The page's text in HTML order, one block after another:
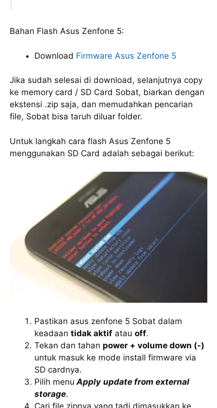
Bahan Flash Asus Zenfone 5:
Download Firmware Asus Zenfone 5
Jika sudah selesai di download, selanjutnya copy
ke memory card / SD Card Sobat, biarkan dengan
ekstensi .zip saja, dan memudahkan pencarian
file, Sobat bisa taruh diluar folder.
Untuk langkah cara flash Asus Zenfone 5
menggunakan SD Card adalah sebagai berikut:
Pastikan asus zenfone 5 Sobat dalam
keadaan tidak aktif atau off.
Tekan dan tahan power + volume down (-)
untuk masuk ke mode install firmware via
SD cardnya.
Pilih menu Apply update from external
storage.
Cari file zipnya yang tadi dimasukkan ke